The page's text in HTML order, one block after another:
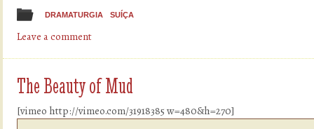
DRAMATURGIA SUÍÇA
Leave a comment
The Beauty of Mud
[vimeo http://vimeo.com/31918385 w=480&h=270]